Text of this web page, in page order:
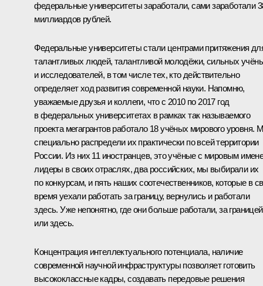
федеральные университеты заработали, сами заработали
миллиардов рублей.
Федеральные университеты стали центрами притяжения
талантливых людей, талантливой молодёжи, сильных
и исследователей, в том числе тех, кто действительно
определяет ход развития современной науки. Напомню,
уважаемые друзья и коллеги, что с 2010 по 2017 год
в федеральных университетах в рамках так называемого
проекта мегагрантов работало 18 учёных мирового уровня.
специально распредели их практически по всей территории
России. Из них 11 иностранцев, это учёные с мировым
лидеры в своих отраслях, два российских, мы выбирали их
по конкурсам, и пять наших соотечественников, которые в
время уехали работать за границу, вернулись и работали
здесь. Уже непонятно, где они больше работали, за границей
или здесь.
Концентрация интеллектуального потенциала, наличие
современной научной инфраструктуры позволяет готовить
высококлассные кадры, создавать передовые решения